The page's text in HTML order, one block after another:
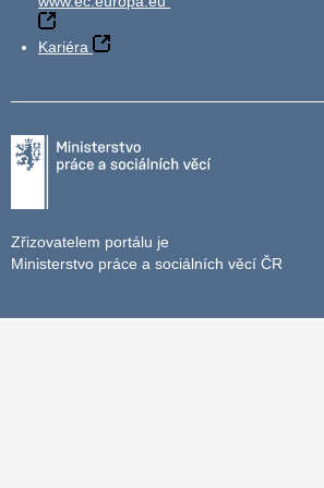
Kariéra
Zřizovatelem portálu je
Ministerstvo práce a sociálních věcí ČR